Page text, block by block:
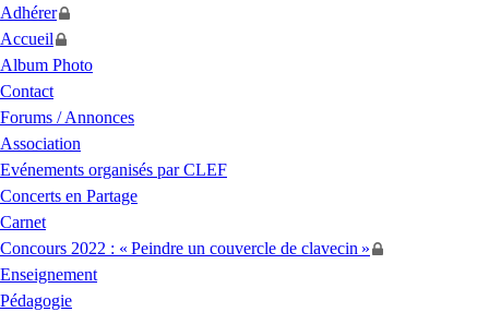
Adhérer
Accueil
Album Photo
Contact
Forums / Annonces
Association
Evénements organisés parCLEF
Concerts en Partage
Carnet
Concours 2022 : « Peindre un couvercle de clavecin »
Enseignement
Pédagogie